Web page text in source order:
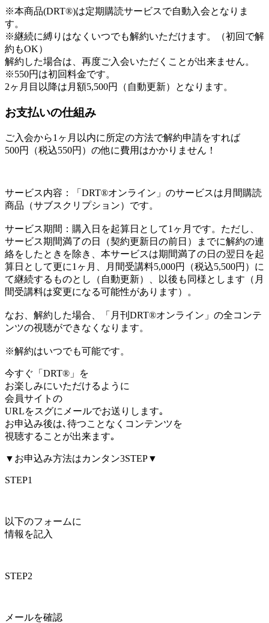
※本商品(DRT®)は定期購読サービスで自動入会となりま
す。
※継続に縛りはなくいつでも解約いただけます。（初回で解
約もOK）
解約した場合は、再度ご入会いただくことが出来ません。
※550円は初回料金です。
2ヶ月目以降は月額5,500円（自動更新）となります。
お支払いの仕組み
ご入会から1ヶ月以内に所定の方法で解約申請をすれば
500円（税込550円）の他に費用はかかりません！
サービス内容：「DRT®オンライン」のサービスは月間購読
商品（サブスクリプション）です。
サービス期間：購入日を起算日として1ヶ月です。ただし、
サービス期間満了の日（契約更新日の前日）までに解約の連
絡をしたときを除き、本サービスは期間満了の日の翌日を起
算日として更に1ヶ月、月間受講料5,000円（税込5,500円）に
て継続するものとし（自動更新）、以後も同様とします（月
間受講料は変更になる可能性があります）。
なお、解約した場合、「月刊DRT®オンライン」の全コンテ
ンツの視聴ができなくなります。
※解約はいつでも可能です。
今すぐ「DRT®」を
お楽しみにいただけるように
会員サイトの
URLをスグにメールでお送りします｡
お申込み後は､待つことなくコンテンツを
視聴することが出来ます｡
▼お申込み方法はカンタン3STEP▼
STEP1
以下のフォームに
情報を記入
STEP2
メールを確認